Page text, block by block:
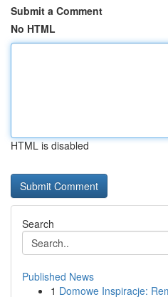
Submit a Comment
No HTML
HTML is disabled
Search
Published News
1 Domowe Inspiracje: